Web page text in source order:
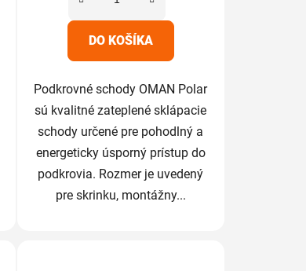
DO KOŠÍKA
Podkrovné schody OMAN Polar
sú kvalitné zateplené sklápacie
schody určené pre pohodlný a
energeticky úsporný prístup do
podkrovia. Rozmer je uvedený
pre skrinku, montážny...